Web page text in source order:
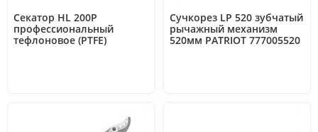
Секатор HL 200P
профессиональный
тефлоновое (PTFE)
Сучкорез LP 520 зубчатый
рычажный механизм
520мм PATRIOT 777005520